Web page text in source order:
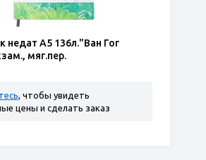
недат А5 136л."Ван Гог
мяг.пер.
, чтобы увидеть
цены и сделать заказ